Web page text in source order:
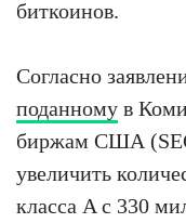
биткоинов.
Согласно
поданному в
биржам США
увеличить
класса A с 330